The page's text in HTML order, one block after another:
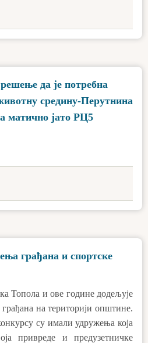
да је потребна
средину-Перутнина
матично јато РЦ5
грађана и спортске
Топола и ове године додељује
на територији општине.
су имали удружења која
привреде и предузетничке